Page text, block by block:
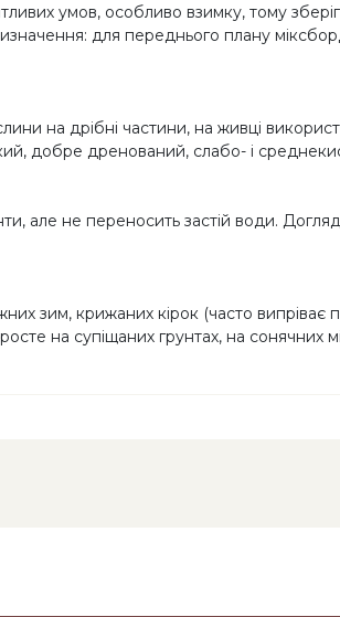
умов, особливо взимку, тому
для переднього плану
на дрібні частини, на живці
добре дренований, слабо- і
але не переносить застій води. Догляд
зим, крижаних кірок (часто випріває
на супіщаних грунтах, на сонячних